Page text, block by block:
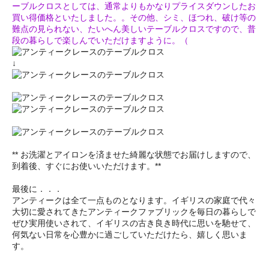
ーブルクロスとしては、通常よりもかなりプライスダウンしたお
買い得価格といたしました。。その他、シミ、ほつれ、破け等の
難点の見られない、たいへん美しいテーブルクロスですので、普
段の暮らしで楽しんでいただけますように。（
↓
** お洗濯とアイロンを済ませた綺麗な状態でお届けしますので、
到着後、すぐにお使いいただけます。**
最後に．．．
アンティークは全て一点ものとなります。イギリスの家庭で代々
大切に愛されてきたアンティークファブリックを毎日の暮らしで
ぜひ実用使いされて、イギリスの古き良き時代に思いを馳せて、
何気ない日常を心豊かに過ごしていただけたら、嬉しく思いま
す。